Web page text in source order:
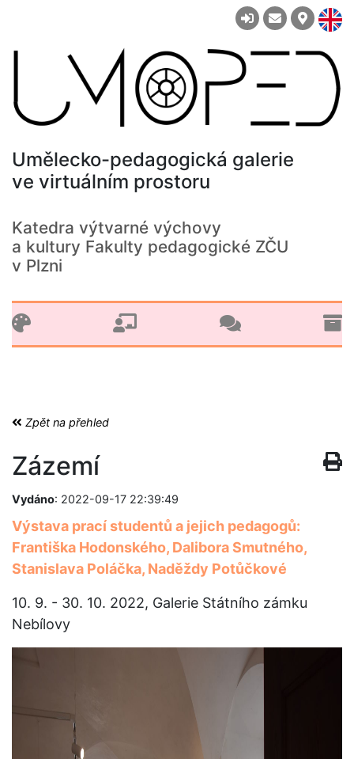
Umělecko-pedagogická galerie
ve virtuálním prostoru
Katedra výtvarné výchovy
a kultury Fakulty pedagogické ZČU
v Plzni
Zpět na přehled
Zázemí
Vydáno: 2022-09-17 22:39:49
Výstava prací studentů a jejich pedagogů:
Františka Hodonského, Dalibora Smutného,
Stanislava Poláčka, Naděždy Potůčkové
10. 9. - 30. 10. 2022, Galerie Státního zámku
Nebílovy